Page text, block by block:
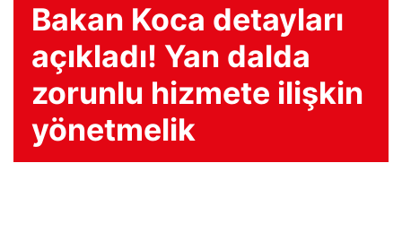
Bakan Koca detayları
açıkladı! Yan dalda
zorunlu hizmete ilişkin
yönetmelik